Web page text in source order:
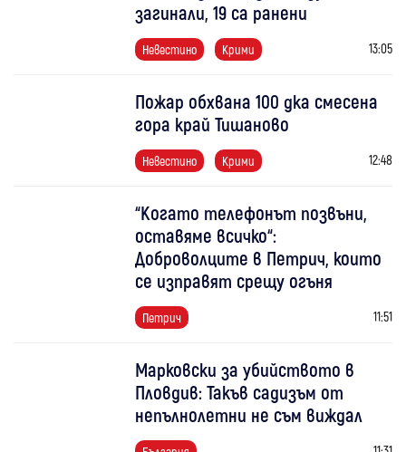
загинали, 19 са ранени
Невестино Крими 13:05
Пожар обхвана 100 дка смесена
гора край Тишаново
Невестино Крими 12:48
“Когато телефонът позвъни,
оставяме всичко“:
Доброволците в Петрич, които
се изправят срещу огъня
Петрич 11:51
Марковски за убийството в
Пловдив: Такъв садизъм от
непълнолетни не съм виждал